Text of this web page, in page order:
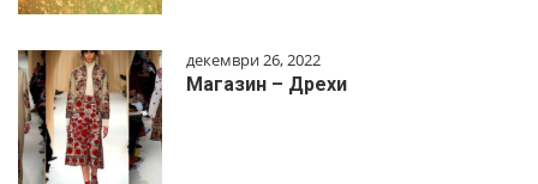
декември 26, 2022
Магазин – Дрехи